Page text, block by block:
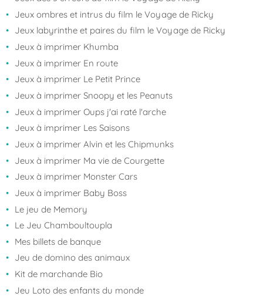
Jeux ombres et intrus du film le Voyage de Ricky
Jeux labyrinthe et paires du film le Voyage de Ricky
Jeux à imprimer Khumba
Jeux à imprimer En route
Jeux à imprimer Le Petit Prince
Jeux à imprimer Snoopy et les Peanuts
Jeux à imprimer Oups j'ai raté l'arche
Jeux à imprimer Les Saisons
Jeux à imprimer Alvin et les Chipmunks
Jeux à imprimer Ma vie de Courgette
Jeux à imprimer Monster Cars
Jeux à imprimer Baby Boss
Le jeu de Memory
Le Jeu Chamboultoupla
Mes billets de banque
Jeu de domino des animaux
Kit de marchande Bio
Jeu Loto des enfants du monde